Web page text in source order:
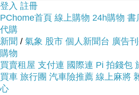
服務這麼優，當然在網路購物最
開箱推薦 你一定要來看看蒂巴
氛彈性絲襪~~
商品網址:
登入 註冊
PChome首頁 線上購物 24h購物 書
代購
新聞 / 氣象 股市 個人新聞台 廣告
購物
買賣租屋 支付連 國際連 Pi 拍錢包
買車 旅行團 汽車險推薦 線上麻將
心